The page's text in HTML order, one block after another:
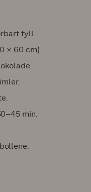
fyll.
× 60 cm).
min.